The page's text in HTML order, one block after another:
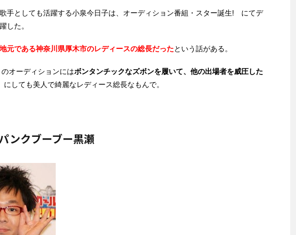
手としても活躍する小泉今日子は、オーディション番組・スター誕生! にてデ
した。
地元である神奈川県厚木市のレディースの総長だったという話がある。
オーディションにはボンタンチックなズボンを履いて、他の出場者を威圧した
にしても美人で綺麗なレディース総長なもんで。
ンクブーブー黒瀬